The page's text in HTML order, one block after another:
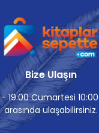
Bize Ulaşın
19:00 Cumartesi
arasında ulaşabilirsiniz.